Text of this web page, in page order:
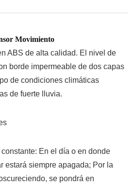
Movimiento
ABS de alta calidad. El nivel de
borde impermeable de dos capas
de condiciones climáticas
de fuerte lluvia.
En el día o en donde
estará siempre apagada; Por la
se pondrá en